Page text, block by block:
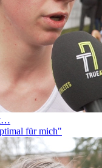
für mich"